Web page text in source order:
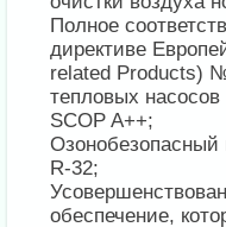
Полное
директиве
related Products)
тепловых
SCOP A++;
R-32;
обеспечение,